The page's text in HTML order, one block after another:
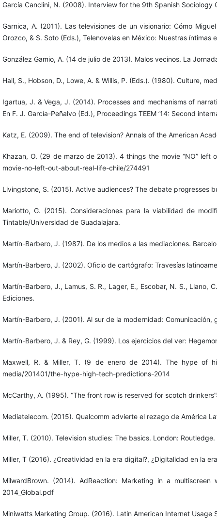
García Canclini, N. (2008). Interview for the 9th Spanish
Garnica, A. (2011). Las televisiones de un visionario: Cómo
Orozco, & S. Soto (Eds.), Telenovelas en México: Nuestras
González Gamio, A. (14 de julio de 2013). Malos vecinos. La
Hall, S., Hobson, D., Lowe, A. & Willis, P. (Eds.). (1980). Culture,
Igartua, J. & Vega, J. (2014). Processes and mechanisms of
En F. J. García-Peñalvo (Ed.), Proceedings TEEM ’14: Second
Katz, E. (2009). The end of television? Annals of the American
Khazan, O. (29 de marzo de 2013). 4 things the movie “NO”
movie-no-left-out-about-real-life-chile/274491
Livingstone, S. (2015). Active audiences? The debate progresses
Mariotto, G. (2015). Consideraciones para la viabilidad de
Tintable/Universidad de Guadalajara.
Martín-Barbero, J. (1987). De los medios a las mediaciones.
Martín-Barbero, J. (2002). Oficio de cartógrafo: Travesías
Martín-Barbero, J., Lamus, S. R., Lager, E., Escobar, N. S., Llano,
Ediciones.
Martín-Barbero, J. (2001). Al sur de la modernidad:
Martín-Barbero, J. & Rey, G. (1999). Los ejercicios del ver:
Maxwell, R. & Miller, T. (9 de enero de 2014). The hype of
media/201401/the-hype-high-tech-predictions-2014
McCarthy, A. (1995). “The front row is reserved for scotch
Mediatelecom. (2015). Qualcomm advierte el rezago de América
Miller, T. (2010). Television studies: The basics. London: Routledge.
Miller, T (2016). ¿Creatividad en la era digital?, ¿Digitalidad en la
MilwardBrown. (2014). AdReaction: Marketing in a multiscreen
2014_Global.pdf
Miniwatts Marketing Group. (2016). Latin American Internet